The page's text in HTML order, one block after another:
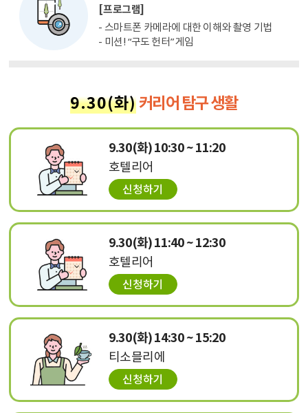
[프로그램]
- 스마트폰 카메라에 대한 이해와 촬영 기법
- 미션! “구도 헌터” 게임
9.30(화)커리어 탐구 생활
9.30(화) 10:30 ~ 11:20
호텔리어
9.30(화) 11:40 ~ 12:30
호텔리어
9.30(화) 14:30 ~ 15:20
티소믈리에